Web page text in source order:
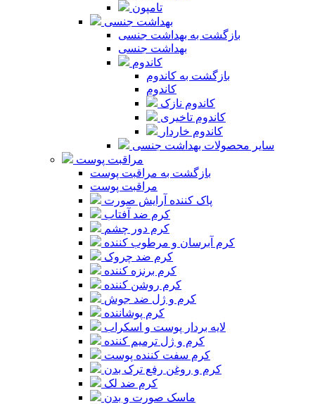
تامپون
بهداشت جنسی
بازگشت به بهداشت جنسی
بهداشت جنسی
کاندوم
بازگشت به کاندوم
کاندوم
کاندوم نازک
کاندوم تاخیری
کاندوم خاردار
سایر محصولات بهداشت جنسی
مراقبت پوست
بازگشت به مراقبت پوست
مراقبت پوست
پاک کننده آرایش صورت
کرم ضد آفتاب
کرم دور چشم
کرم آبرسان و مرطوب کننده
کرم ضد چروک
کرم برنزه کننده
کرم روشن کننده
کرم و ژل ضد جوش
کرم پوشاننده
لایه بردار پوست و اسکراب
کرم و ژل ترمیم کننده
کرم سفت کننده پوست
کرم و روغن رفع ترک بدن
کرم ضد لک
ماسک صورت و بدن